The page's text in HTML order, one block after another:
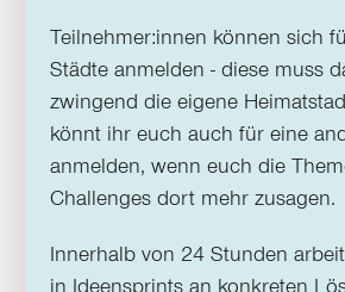
Teilnehmer:innen können sich
Städte anmelden - diese muss
zwingend die eigene
könnt ihr euch auch für eine
anmelden, wenn euch die
Challenges dort mehr zusagen.
Innerhalb von 24 Stunden
in Ideensprints an konkreten